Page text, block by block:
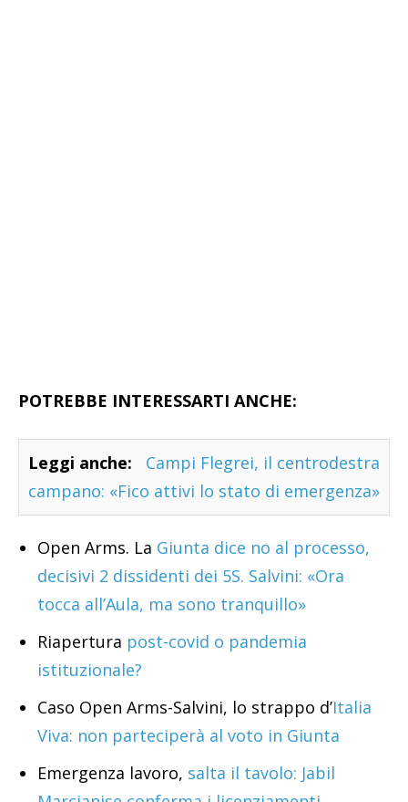
POTREBBE INTERESSARTI ANCHE:
Leggi anche:
Campi Flegrei, il centrodestra
campano: «Fico attivi lo stato di emergenza»
Open Arms. La Giunta dice no al processo,
decisivi 2 dissidenti dei 5S. Salvini: «Ora
tocca all’Aula, ma sono tranquillo»
Riapertura post-covid o pandemia
istituzionale?
Caso Open Arms-Salvini, lo strappo d’Italia
Viva: non parteciperà al voto in Giunta
Emergenza lavoro, salta il tavolo: Jabil